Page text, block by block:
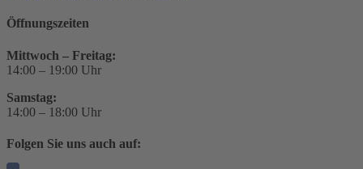
Öffnungszeiten
Mittwoch – Freitag:
14:00 – 19:00 Uhr
Samstag:
14:00 – 18:00 Uhr
Folgen Sie uns auch auf: